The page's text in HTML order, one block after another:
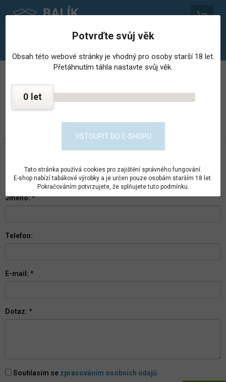
PROVOZOVNA STŘEDISKA HOSPODÁŘSKÉ ČINNNOSTI
KONTAKT
SMETANA&CIBULE 40G
Jméno:*
Telefon:
E-mail: *
Dotaz: *
Souhlasím se zpracováním osobních údajů
Potvrďte svůj věk
Obsah této webové stránky je vhodný pro osoby starší 18 let.
Přetáhnutím táhla nastavte svůj věk.
0
VSTOUPIT DO E-SHOPU
Tato stránka používá cookies pro zajištění správného fungování.
E-shop nabízí tabákové výrobky a je určen pouze osobám starším 18 let.
Pokračováním potvrzujete, že splňujete tuto podmínku.